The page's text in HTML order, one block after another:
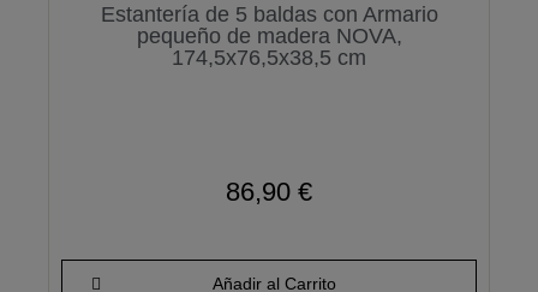
Estantería de 5 baldas con Armario
pequeño de madera NOVA,
174,5x76,5x38,5 cm
86,90 €
Añadir al Carrito